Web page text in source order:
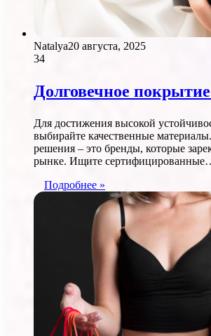
Natalya20 августа, 2025
34
Долговечное
Для достижения высокой
выбирайте качественные
решения – это бренды, которые
рынке. Ищите
Подробнее »